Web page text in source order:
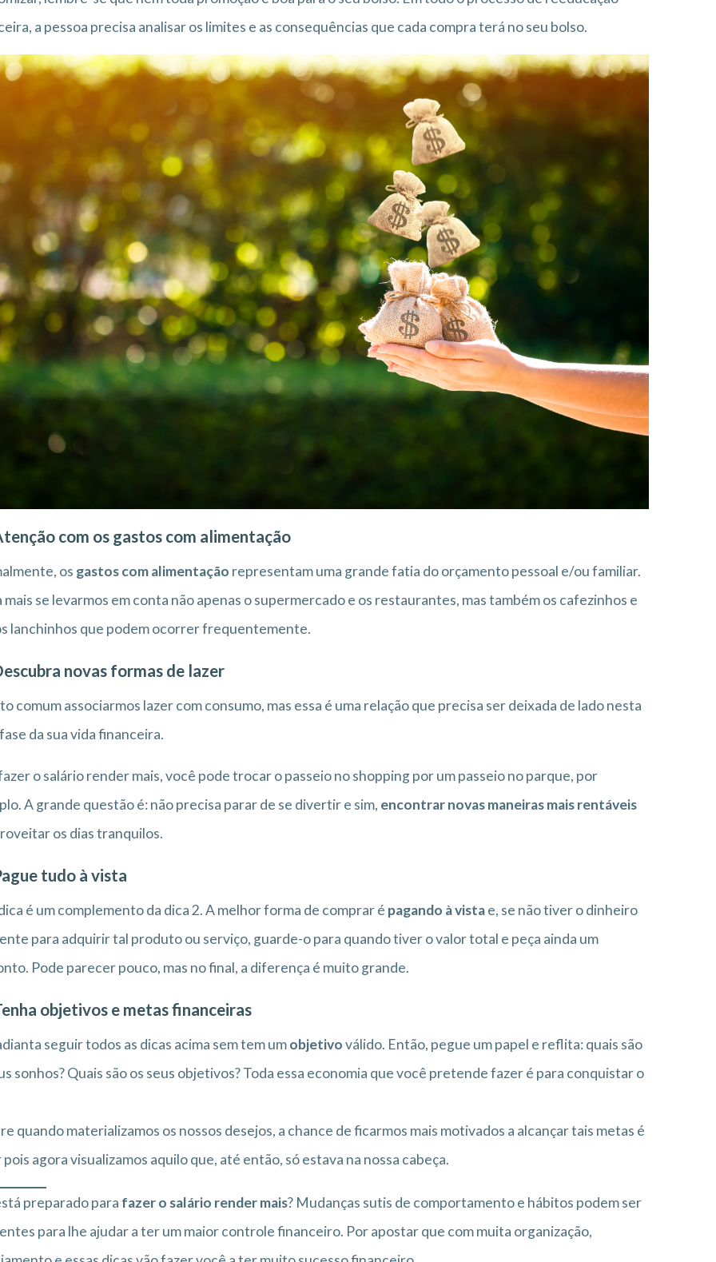
a pessoa precisa analisar os limites e as consequências que cada compra terá no seu bolso.
com os gastos com alimentação
os gastos com alimentação representam uma grande fatia do orçamento pessoal e/ou familiar.
mais se levarmos em conta não apenas o supermercado e os restaurantes, mas também os cafezinhos e
lanchinhos que podem ocorrer frequentemente.
novas formas de lazer
comum associarmos lazer com consumo, mas essa é uma relação que precisa ser deixada de lado nesta
da sua vida financeira.
o salário render mais, você pode trocar o passeio no shopping por um passeio no parque, por
A grande questão é: não precisa parar de se divertir e sim, encontrar novas maneiras mais rentáveis
os dias tranquilos.
tudo à vista
é um complemento da dica 2. A melhor forma de comprar é pagando à vistae, se não tiver o dinheiro
para adquirir tal produto ou serviço, guarde-o para quando tiver o valor total e peça ainda um
Pode parecer pouco, mas no final, a diferença é muito grande.
objetivos e metas financeiras
seguir todos as dicas acima sem tem umobjetivoválido. Então, pegue um papel e reflita: quais são
sonhos? Quais são os seus objetivos? Toda essa economia que você pretende fazer é para conquistar o
quando materializamos os nossos desejos, a chance de ficarmos mais motivados a alcançar tais metas é
pois agora visualizamos aquilo que, até então, só estava na nossa cabeça.
preparado para fazer o salário render mais? Mudanças sutis de comportamento e hábitos podem ser
para lhe ajudar a ter um maior controle financeiro. Por apostar que com muita organização,